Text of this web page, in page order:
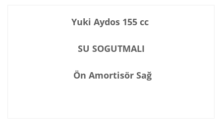
Yuki Aydos 155 cc
SU SOGUTMALI
Ön Amortisör Sağ